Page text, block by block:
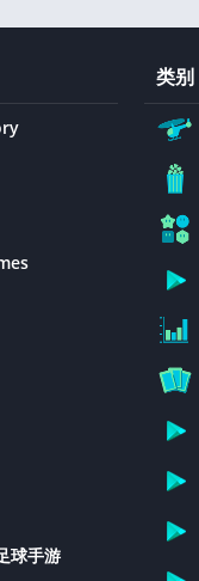
球手游
类别